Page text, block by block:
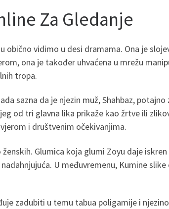
Za Gledanje
obično vidimo u desi dramama. Ona je
ona je također uhvaćena u mrežu
tropa.
sazna da je njezin muž, Shahbaz,
od tri glavna lika prikaže kao žrtve ili
i društvenim očekivanjima.
Glumica koja glumi Zoyu daje
U međuvremenu, Kumine
zadubiti u temu tabua poligamije i